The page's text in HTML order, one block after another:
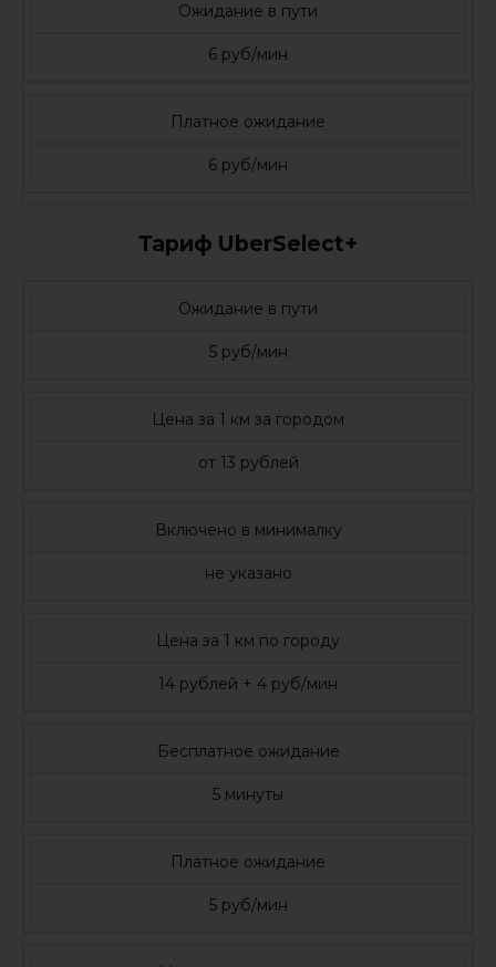
Ожидание в пути
6 руб/мин
Платное ожидание
6 руб/мин
Тариф UberSelect+
Ожидание в пути
5 руб/мин
Цена за 1 км за городом
от 13 рублей
Включено в минималку
не указано
Цена за 1 км по городу
14 рублей + 4 руб/мин
Бесплатное ожидание
5 минуты
Платное ожидание
5 руб/мин